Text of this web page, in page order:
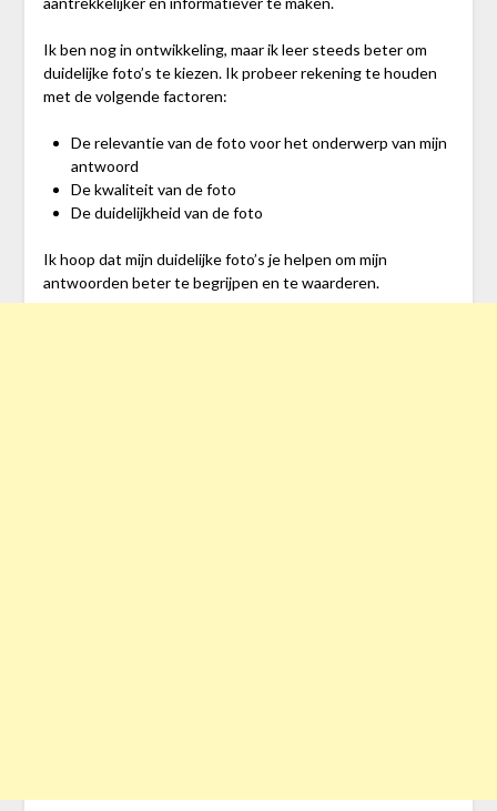
Ik ben nog in ontwikkeling, maar ik leer steeds beter om
duidelijke foto’s te kiezen. Ik probeer rekening te houden
met de volgende factoren:
De relevantie van de foto voor het onderwerp van mijn
antwoord
De kwaliteit van de foto
De duidelijkheid van de foto
Ik hoop dat mijn duidelijke foto’s je helpen om mijn
antwoorden beter te begrijpen en te waarderen.